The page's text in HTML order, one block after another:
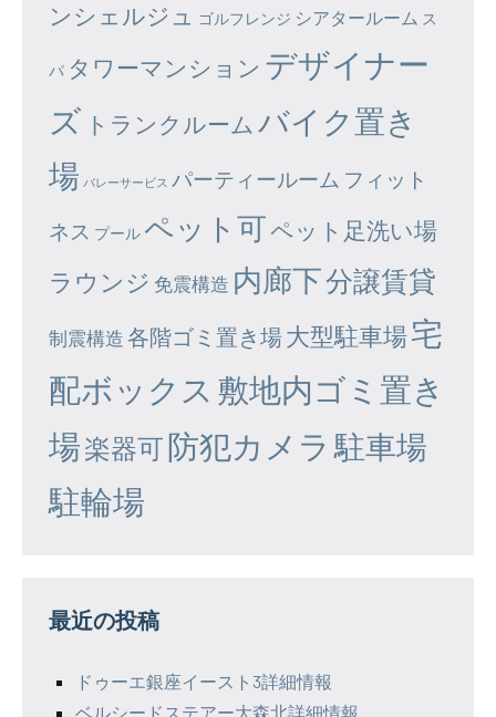
ンシェルジュ
ゴルフレンジ シアタールーム ス
パ タワーマンション デザイナー
ズ トランクルーム バイク置き
場 バレーサービス パーティールーム フィット
ネス プール ペット可ペット足洗い場
ラウンジ 免震構造 内廊下分譲賃貸
制震構造 各階ゴミ置き場大型駐車場宅
配ボックス 敷地内ゴミ置き
場楽器可防犯カメラ 駐車場
駐輪場
最近の投稿
ドゥーエ銀座イースト3詳細情報
ベルシードステアー大森北詳細情報